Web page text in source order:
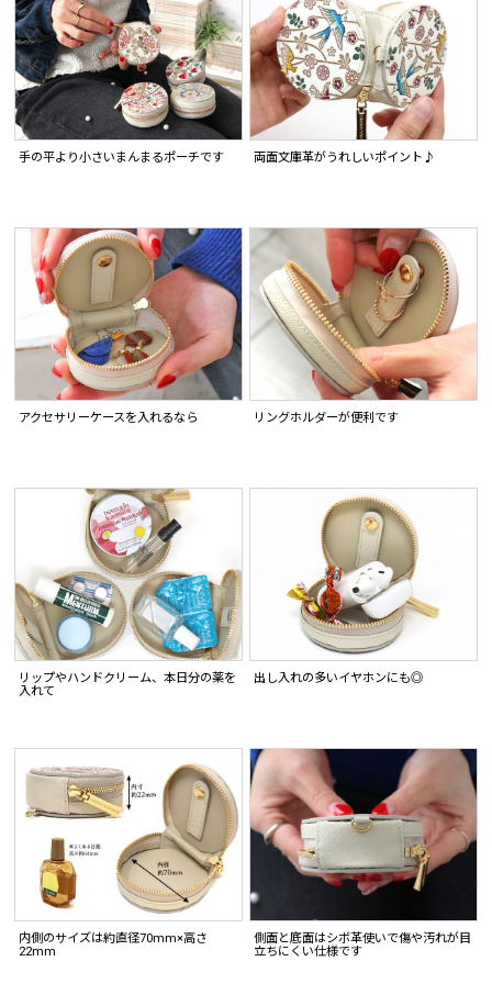
手の平より小さいまんまるポーチです 両面文庫革がうれしいポイント♪
アクセサリーケースを入れるなら リングホルダーが便利です
リップやハンドクリーム、本日分の薬を
入れて
出し入れの多いイヤホンにも◎
内側のサイズは約直径70mm×高さ
22mm
側面と底面はシボ革使いで傷や汚れが目
立ちにくい仕様です